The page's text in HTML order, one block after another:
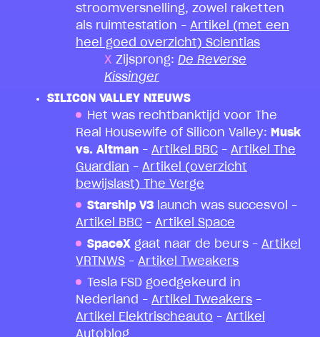
stroomversnelling, zowel raketten
als ruimtestation – Artikel (met een
heel goed overzicht) Scientias
Zijsprong: De Reverse
Kissinger
SILICON VALLEY NIEUWS
Het was rechtbanktijd voor The
Real Housewife of Silicon Valley: Musk
vs. Altman – Artikel BBC – Artikel The
Guardian – Artikel (overzicht
bewijslast) The Verge
Starship V3 launch was succesvol –
Artikel BBC – Artikel Space
SpaceX gaat naar de beurs – Artikel
VRTNWS – Artikel Tweakers
Tesla FSD goedgekeurd in
Nederland – Artikel Tweakers –
Artikel Elektrischeauto – Artikel
Autoblog